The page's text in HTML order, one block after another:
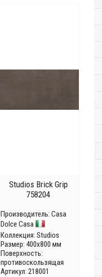
Studios Brick Grip
758204
Производитель: Casa
Dolce Casa
Коллекция: Studios
Размер: 400x800 мм
Поверхность:
противоскользящая
Артикул: 218001